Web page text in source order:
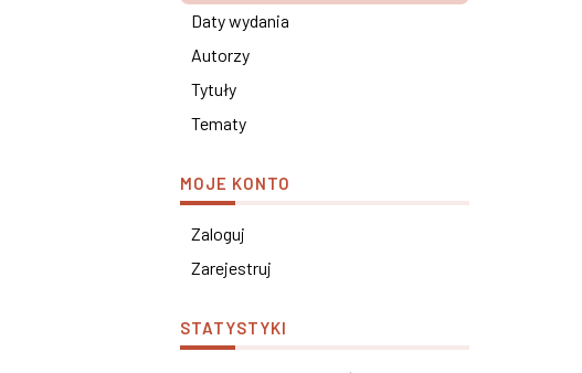
Daty wydania
Autorzy
Tytuły
Tematy
MOJE KONTO
Zaloguj
Zarejestruj
STATYSTYKI